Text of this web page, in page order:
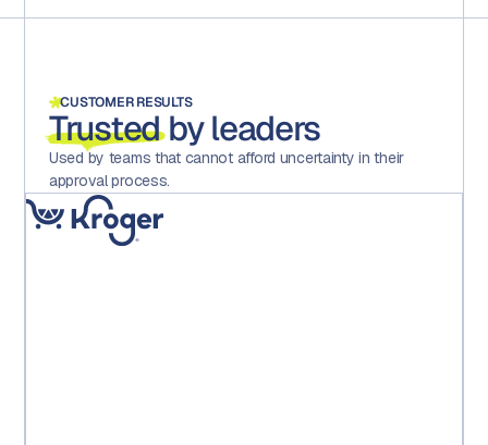
CUSTOMER RESULTS
Trustedby leaders
Used by teams that cannot afford uncertainty in their
approval process.